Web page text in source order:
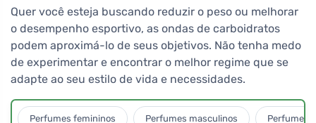
Quer você esteja buscando reduzir o peso ou melhorar
o desempenho esportivo, as ondas de carboidratos
podem aproximá-lo de seus objetivos. Não tenha medo
de experimentar e encontrar o melhor regime que se
adapte ao seu estilo de vida e necessidades.
Perfumes femininos Perfumes masculinos Perfumes